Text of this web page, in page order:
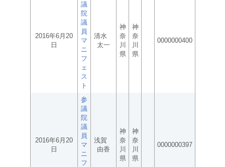
2016年6月20
日
議
院
議
員
マ
ニ
フ
ェ
ス
ト
清水
太一
神
奈
川
県
神
奈
川
県
0000000400
2016年6月20
日
参
議
院
議
員
マ
ニ
フ
浅賀
由香
神
奈
川
県
神
奈
川
県
0000000397